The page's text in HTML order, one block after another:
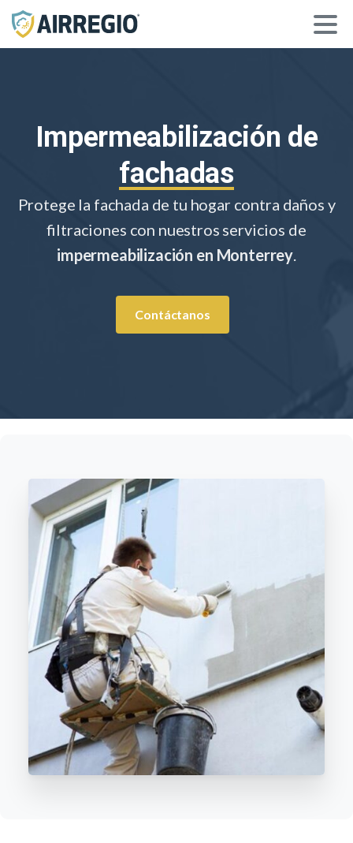
Impermeabilización de
fachadas
Protege la fachada de tu hogar contra daños y
filtraciones con nuestros servicios de
impermeabilización en Monterrey.
Contáctanos